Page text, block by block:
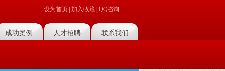
设为首页 加入收藏 QQ咨询
成功案例 人才招聘 联系我们